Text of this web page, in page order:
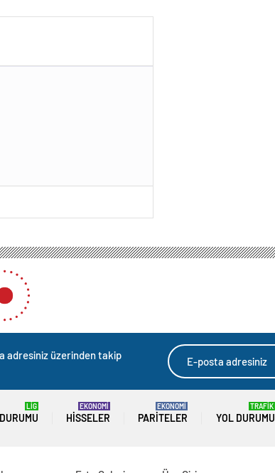
adresiniz üzerinden takip
LİG
HISSELER
EKONOMİ
PARITELER
EKONOMİ
YOL DURUMU
TRAFİK